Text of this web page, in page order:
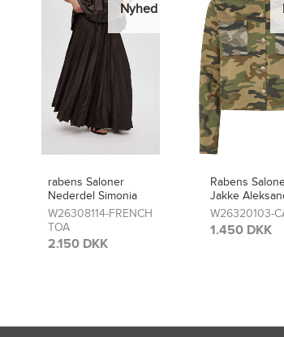
Nyhed
Rabens Saloner
Jakke Aleksandra
W26320103-CAMO
1.450 DKK
rabens
Bukser Niva
W26320101-
1.400 DKK